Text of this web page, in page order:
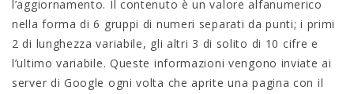
l’aggiornamento. Il contenuto è un valore alfanumerico
nella forma di 6 gruppi di numeri separati da punti; i primi
2 di lunghezza variabile, gli altri 3 di solito di 10 cifre e
l’ultimo variabile. Queste informazioni vengono inviate ai
server di Google ogni volta che aprite una pagina con il